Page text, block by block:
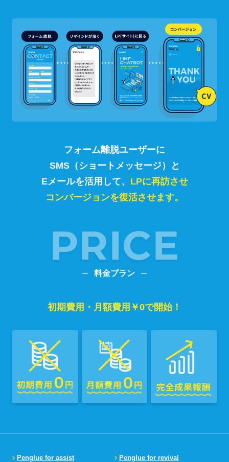
フォーム離脱ユーザーに
SMS（ショートメッセージ）と
Eメールを活用して、 LPに再訪させ
コンバージョンを復活させます。
PRICE
料金プラン
初期費用・月額費用￥0で開始！
Penglue for assist Penglue for revival